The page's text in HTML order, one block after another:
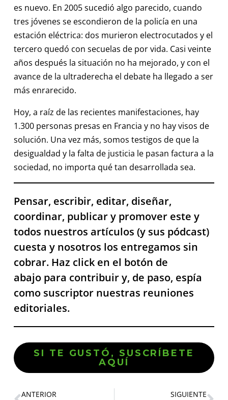
es nuevo. En 2005 sucedió algo parecido, cuando
tres jóvenes se escondieron de la policía en una
estación eléctrica: dos murieron electrocutados y el
tercero quedó con secuelas de por vida. Casi veinte
años después la situación no ha mejorado, y con el
avance de la ultraderecha el debate ha llegado a ser
más enrarecido.
Hoy, a raíz de las recientes manifestaciones, hay
1.300 personas presas en Francia y no hay visos de
solución. Una vez más, somos testigos de que la
desigualdad y la falta de justicia le pasan factura a la
sociedad, no importa qué tan desarrollada sea.
Pensar, escribir, editar, diseñar,
coordinar, publicar y promover este y
todos nuestros artículos (y sus pódcast)
cuesta y nosotros los entregamos sin
cobrar. Haz click en el botón de
abajo para contribuir y, de paso, espía
como suscriptor nuestras reuniones
editoriales.
SI TE GUSTÓ, SUSCRÍBETE
AQUÍ
ANTERIOR SIGUIENTE